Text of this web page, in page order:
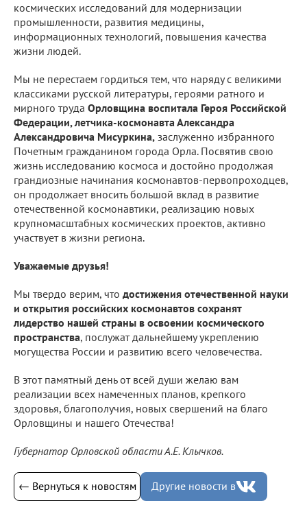
космических исследований для модернизации
промышленности, развития медицины,
информационных технологий, повышения качества
жизни людей.
Мы не перестаем гордиться тем, что наряду с великими
классиками русской литературы, героями ратного и
мирного труда Орловщина воспитала Героя Российской
Федерации, летчика-космонавта Александра
Александровича Мисуркина, заслуженно избранного
Почетным гражданином города Орла. Посвятив свою
жизнь исследованию космоса и достойно продолжая
грандиозные начинания космонавтов-первопроходцев,
он продолжает вносить большой вклад в развитие
отечественной космонавтики, реализацию новых
крупномасштабных космических проектов, активно
участвует в жизни региона.
Уважаемые друзья!
Мы твердо верим, что достижения отечественной науки
и открытия российских космонавтов сохранят
лидерство нашей страны в освоении космического
пространства, послужат дальнейшему укреплению
могущества России и развитию всего человечества.
В этот памятный день от всей души желаю вам
реализации всех намеченных планов, крепкого
здоровья, благополучия, новых свершений на благо
Орловщины и нашего Отечества!
Губернатор Орловской области А.Е. Клычков.
← Вернуться к новостям Другие новости в